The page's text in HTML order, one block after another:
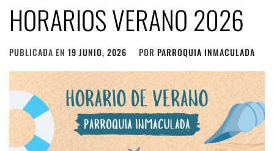
HORARIOS VERANO 2026
PUBLICADA EN 19 JUNIO, 2026 POR PARROQUIA INMACULADA